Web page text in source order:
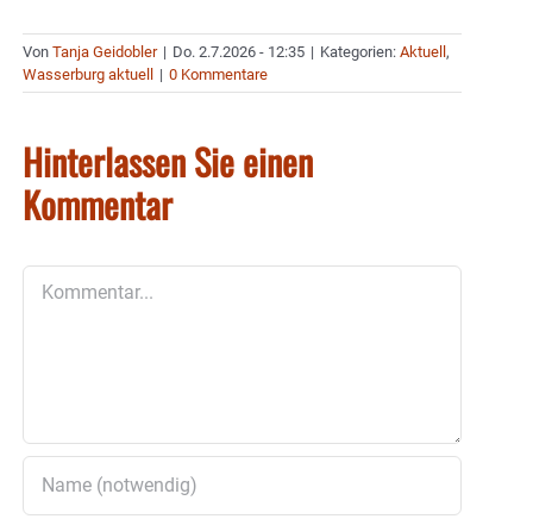
Von Tanja Geidobler | Do. 2.7.2026 - 12:35 | Kategorien: Aktuell,
Wasserburg aktuell | 0 Kommentare
Hinterlassen Sie einen
Kommentar